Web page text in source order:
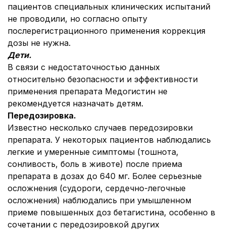
пациентов специальных клинических испытаний
не проводили, но согласно опыту
послерегистрационного применения коррекция
дозы не нужна.
Дети.
В связи с недостаточностью данных
относительно безопасности и эффективности
применения препарата Медогистин не
рекомендуется назначать детям.
Передозировка.
Известно несколько случаев передозировки
препарата. У некоторых пациентов наблюдались
легкие и умеренные симптомы (тошнота,
сонливость, боль в животе) после приема
препарата в дозах до 640 мг. Более серьезные
осложнения (судороги, сердечно-легочные
осложнения) наблюдались при умышленном
приеме повышенных доз бетагистина, особенно в
сочетании с передозировкой других